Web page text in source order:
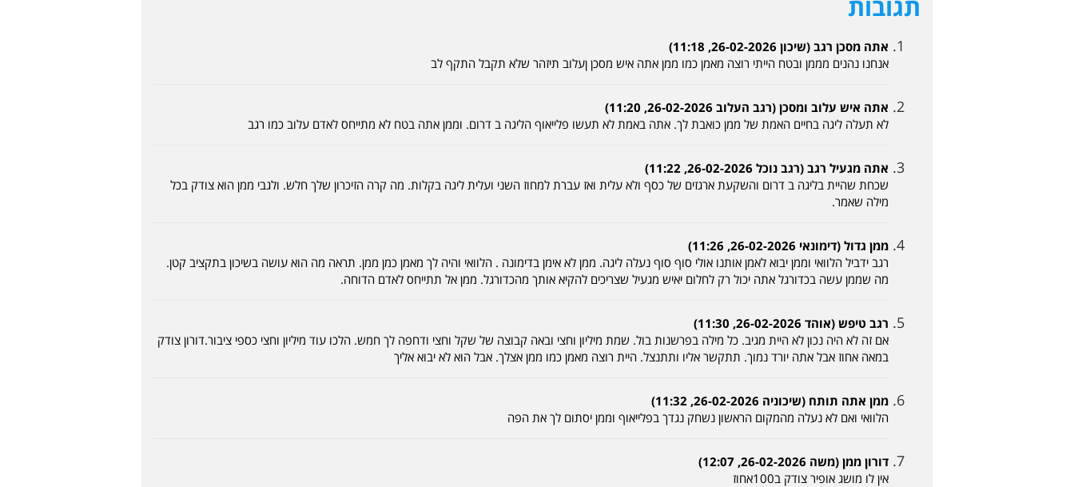
תגובות
אתה מסכן רגב (שיכון 26-02-2026, 11:18)
אנחנו נהנים מממן ובטח הייתי רוצה מאמן כמו ממן אתה איש מסכן ןעלוב תיזהר שלא תקבל התקף לב
אתה איש עלוב ומסכן (רגב העלוב 26-02-2026, 11:20)
לא תעלה ליגה בחיים האמת של ממן כואבת לך. אתה באמת לא תעשו פלייאוף הליגה ב דרום. וממן אתה בטח לא מתייחס לאדם עלוב כמו רגב
אתה מגעיל רגב (רגב נוכל 26-02-2026, 11:22)
שכחת שהיית בליגה ב דרום והשקעת ארגזים של כסף ולא עלית ואז עברת למחוז השני ועלית ליגה בקלות. מה קרה הזיכרון שלך חלש. ולגבי ממן הוא צודק בכל
מילה שאמר.
ממן גדול (דימונאי 26-02-2026, 11:26)
רגב ידביל הלוואי וממן יבוא לאמן אותנו אולי סוף סוף נעלה ליגה. ממן לא אימן בדימונה . הלוואי והיה לך מאמן כמן ממן. תראה מה הוא עושה בשיכון בתקציב קטן.
מה שממן עשה בכדורגל אתה יכול רק לחלום יאיש מגעיל שצריכים להקיא אותך מהכדורגל. ממן אל תתייחס לאדם הדוחה.
רגב טיפש (אוהד 26-02-2026, 11:30)
אם זה לא היה נכון לא היית מגיב. כל מילה בפרשנות בול. שמת מיליון וחצי ובאה קבוצה של שקל וחצי ודחפה לך חמש. הלכו עוד מיליון וחצי כספי ציבור.דורון צודק
במאה אחוז אבל אתה יורד נמוך. תתקשר אליו ותתנצל. היית רוצה מאמן כמו ממן אצלך. אבל הוא לא יבוא אליך
ממן אתה תותח (שיכוניה 26-02-2026, 11:32)
הלוואי ואם לא נעלה מהמקום הראשון נשחק נגדך בפלייאוף וממן יסתום לך את הפה
דורון ממן (משה 26-02-2026, 12:07)
אין לו מושג אופיר צודק ב100אחוז